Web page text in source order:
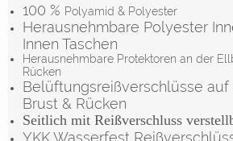
100 % Polyamid & Polyester
Herausnehmbare Polyester
Innen Taschen
Herausnehmbare Protektoren an der
Rücken
Belüftungsreißverschlüsse auf
Brust & Rücken
Seitlich mit Reißverschluss
YKK Wasserfest